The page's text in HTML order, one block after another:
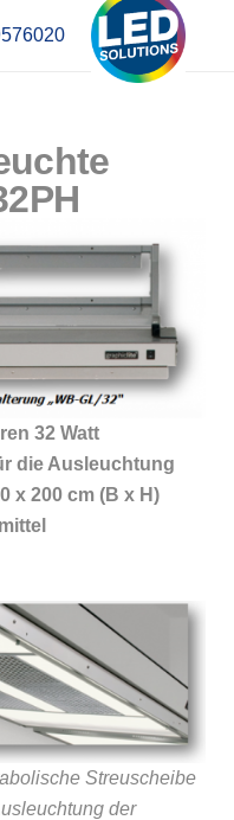
32 Watt
die Ausleuchtung
x 200 cm (B x H)
Streuscheibe
der